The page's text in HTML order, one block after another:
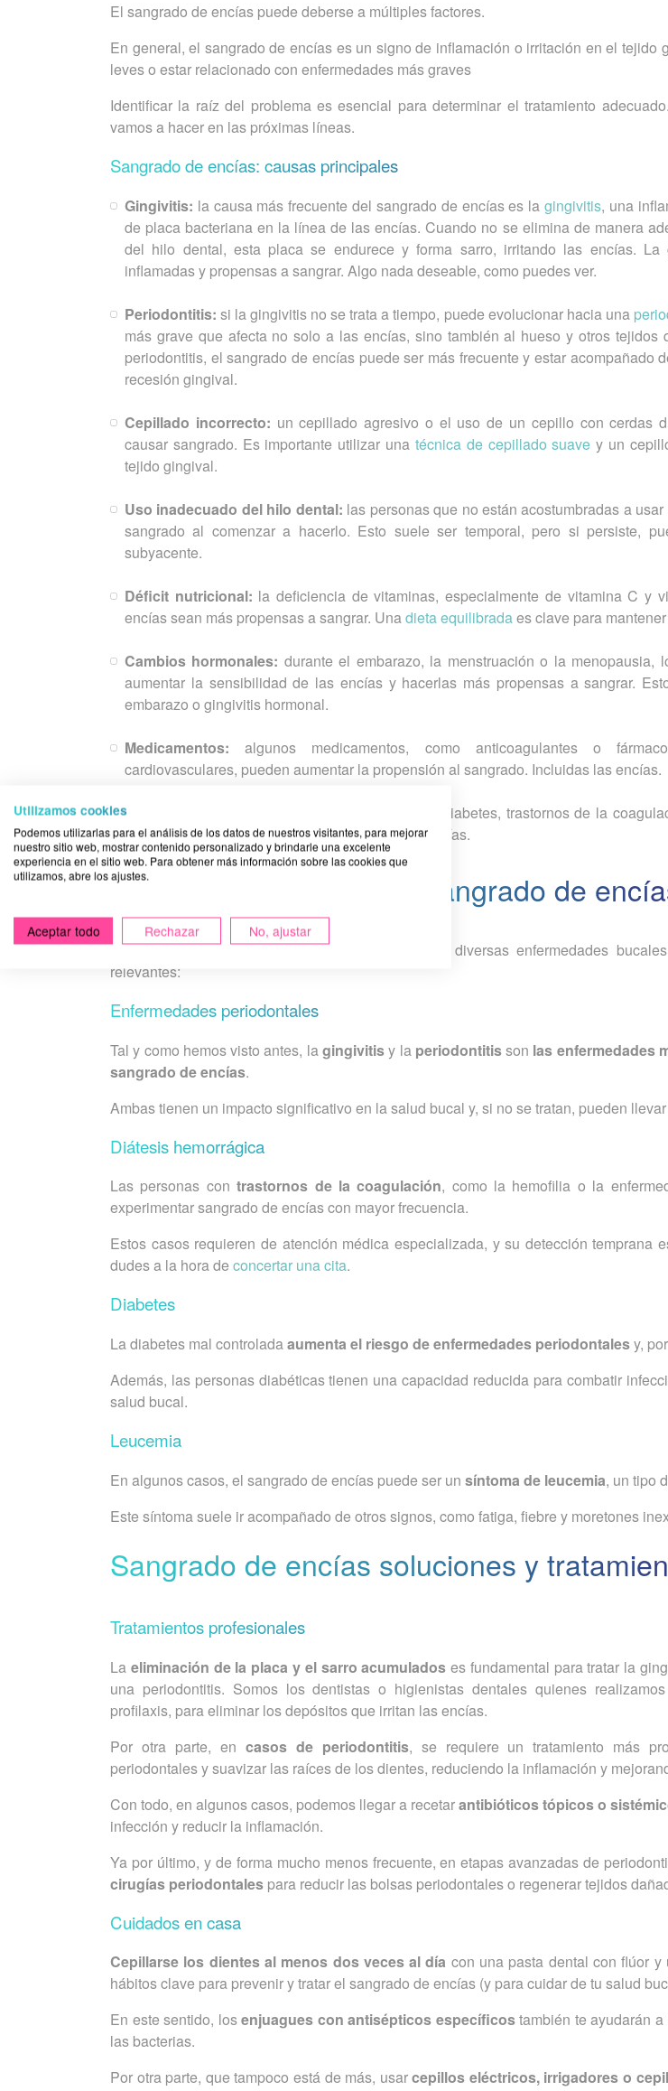
El sangrado de encías puede deberse a múltiples factores.
En general, el sangrado de encías es un signo de inflamación o irritación en el tejido
leves o estar relacionado con enfermedades más graves
Identificar la raíz del problema es esencial para determinar el tratamiento
vamos a hacer en las próximas líneas.
Sangrado de encías: causas principales
Gingivitis: la causa más frecuente del sangrado de encías es lagingivitis, una
de placa bacteriana en la línea de las encías. Cuando no se elimina de manera
del hilo dental, esta placa se endurece y forma sarro, irritando las encías. La
inflamadas y propensas a sangrar. Algo nada deseable, como puedes ver.
Periodontitis: si la gingivitis no se trata a tiempo, puede evolucionar hacia una
más grave que afecta no solo a las encías, sino también al hueso y otros tejidos
periodontitis, el sangrado de encías puede ser más frecuente y estar acompañado
recesión gingival.
Cepillado incorrecto: un cepillado agresivo o el uso de un cepillo con cerdas
causar sangrado. Es importante utilizar una técnica de cepillado suave y un
tejido gingival.
Uso inadecuado del hilo dental: las personas que no están acostumbradas a
sangrado al comenzar a hacerlo. Esto suele ser temporal, pero si persiste,
subyacente.
Déficit nutricional: la deficiencia de vitaminas, especialmente de vitamina C y
encías sean más propensas a sangrar. Unadieta equilibradaes clave para
Cambios hormonales: durante el embarazo, la menstruación o la menopausia,
aumentar la sensibilidad de las encías y hacerlas más propensas a sangrar.
embarazo o gingivitis hormonal.
Medicamentos: algunos medicamentos, como anticoagulantes o
cardiovasculares, pueden aumentar la propensión al sangrado. Incluidas las encías.
Enfermedades sistémicas:
problemas como la diabetes, trastornos de la
pueden manifestarse a través del sangrado de encías.
Patologías asociadas al sangrado de
El sangrado de encías puede ser un síntoma de diversas enfermedades
relevantes:
Enfermedades periodontales
Tal y como hemos visto antes, lagingivitisy la periodontitisson las enfermedades
sangrado de encías.
Ambas tienen un impacto significativo en la salud bucal y, si no se tratan, pueden
Diátesis hemorrágica
Las personas contrastornos de la coagulación, como la hemofilia o la
experimentar sangrado de encías con mayor frecuencia.
Estos casos requieren de atención médica especializada, y su detección temprana
dudes a la hora de concertar una cita.
Diabetes
La diabetes mal controladaaumenta el riesgo de enfermedades periodontalesy,
Además, las personas diabéticas tienen una capacidad reducida para combatir
salud bucal.
Leucemia
En algunos casos, el sangrado de encías puede ser un síntoma de leucemia, un tipo
Este síntoma suele ir acompañado de otros signos, como fatiga, fiebre y moretones
Sangrado de encías soluciones y
Tratamientos profesionales
La eliminación de la placa y el sarro acumulados es fundamental para tratar la
una periodontitis. Somos los dentistas o higienistas dentales quienes
profilaxis, para eliminar los depósitos que irritan las encías.
Por otra parte, en casos de periodontitis, se requiere un tratamiento más
periodontales y suavizar las raíces de los dientes, reduciendo la inflamación y
Con todo, en algunos casos, podemos llegar a recetarantibióticos tópicos o
infección y reducir la inflamación.
Ya por último, y de forma mucho menos frecuente, en etapas avanzadas de
cirugías periodontales para reducir las bolsas periodontales o regenerar tejidos
Cuidados en casa
Cepillarse los dientes al menos dos veces al día con una pasta dental con flúor
hábitos clave para prevenir y tratar el sangrado de encías (y para cuidar de tu salud
En este sentido, losenjuagues con antisépticos específicostambién te ayudarán a
las bacterias.
Por otra parte, que tampoco está de más, usarcepillos eléctricos, irrigadores o
Utilizamos cookies
Podemos utilizarlas para el análisis de los datos de nuestros visitantes, para mejorar
nuestro sitio web, mostrar contenido personalizado y brindarle una excelente
experiencia en el sitio web. Para obtener más información sobre las cookies que
utilizamos, abre los ajustes.
Aceptar todo Rechazar No, ajustar